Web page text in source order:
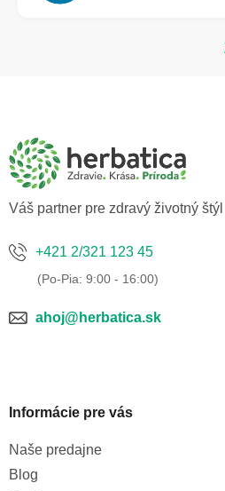
Váš partner pre zdravý životný
+421 2/321 123 45
ahoj@herbatica.sk
Informácie pre vás
Naše predajne
Blog